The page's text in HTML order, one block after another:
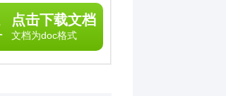
点击下载文档
文档为doc格式